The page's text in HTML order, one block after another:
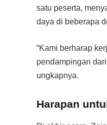
satu peserta,
daya di beberapa
“Kami berharap
pendampingan
ungkapnya.
Harapan